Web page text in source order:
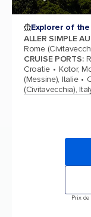
Explorer of the
ALLER SIMPLE
Rome
CRUISE PORTS:
Croatie
Kotor,
(Messine), Italie
(Civitavecchia),
Prix de